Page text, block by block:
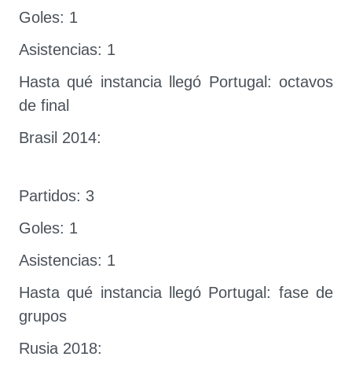
Goles: 1
Asistencias: 1
Hasta qué instancia llegó Portugal: octavos
de final
Brasil 2014:
Partidos: 3
Goles: 1
Asistencias: 1
Hasta qué instancia llegó Portugal: fase de
grupos
Rusia 2018: